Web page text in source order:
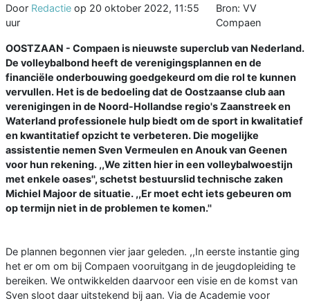
Door Redactie op 20 oktober 2022, 11:55
uur
Bron: VV
Compaen
OOSTZAAN - Compaen is nieuwste superclub van Nederland.
De volleybalbond heeft de verenigingsplannen en de
financiële onderbouwing goedgekeurd om die rol te kunnen
vervullen. Het is de bedoeling dat de Oostzaanse club aan
verenigingen in de Noord-Hollandse regio's Zaanstreek en
Waterland professionele hulp biedt om de sport in kwalitatief
en kwantitatief opzicht te verbeteren. Die mogelijke
assistentie nemen Sven Vermeulen en Anouk van Geenen
voor hun rekening. ,,We zitten hier in een volleybalwoestijn
met enkele oases'', schetst bestuurslid technische zaken
Michiel Majoor de situatie. ,,Er moet echt iets gebeuren om
op termijn niet in de problemen te komen.''
De plannen begonnen vier jaar geleden. ,,In eerste instantie ging
het er om om bij Compaen vooruitgang in de jeugdopleiding te
bereiken. We ontwikkelden daarvoor een visie en de komst van
Sven sloot daar uitstekend bij aan. Via de Academie voor